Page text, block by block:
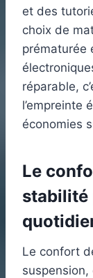
et des
choix de
prématurée
réparable,
l’empreinte
économies
Le
stabilité
Le confort
suspension,